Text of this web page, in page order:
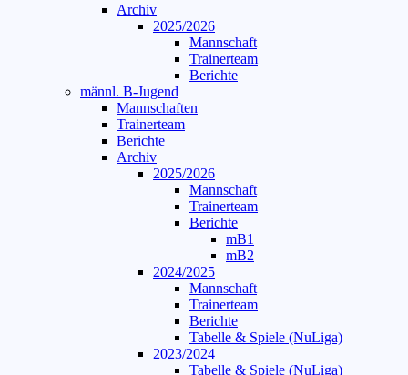
Archiv
2025/2026
Mannschaft
Trainerteam
Berichte
männl. B-Jugend
Mannschaften
Trainerteam
Berichte
Archiv
2025/2026
Mannschaft
Trainerteam
Berichte
mB1
mB2
2024/2025
Mannschaft
Trainerteam
Berichte
Tabelle & Spiele (NuLiga)
2023/2024
Tabelle & Spiele (NuLiga)